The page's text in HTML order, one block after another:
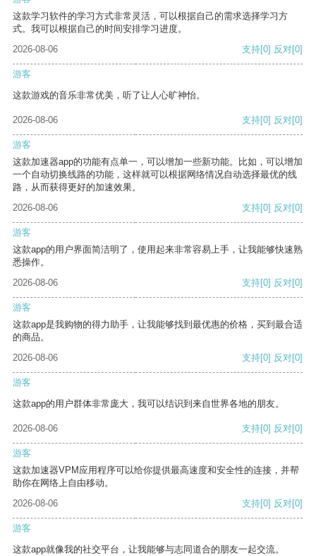
这款学习软件的学习方式非常灵活，可以根据自己的需求选择学习方
式。我可以根据自己的时间安排学习进度。
2026-08-06
支持[0] 反对[0]
游客
这款游戏的音乐非常优美，听了让人心旷神怡。
2026-08-06 支持[0] 反对[0]
游客
这款加速器app的功能有点单一，可以增加一些新功能。比如，可以增加
一个自动切换线路的功能，这样就可以根据网络情况自动选择最优的线
路，从而获得更好的加速效果。
2026-08-06
支持[0] 反对[0]
游客
这款app的用户界面简洁明了，使用起来非常容易上手，让我能够快速熟
悉操作。
2026-08-06
支持[0] 反对[0]
游客
这款app是我购物的得力助手，让我能够找到最优惠的价格，买到最合适
的商品。
2026-08-06
支持[0] 反对[0]
游客
这款app的用户群体非常庞大，我可以结识到来自世界各地的朋友。
2026-08-06 支持[0] 反对[0]
游客
这款加速器VPM应用程序可以给你提供最高速度和安全性的连接，并帮
助你在网络上自由移动。
2026-08-06
支持[0] 反对[0]
游客
这款app就像我的社交平台，让我能够与志同道合的朋友一起交流。